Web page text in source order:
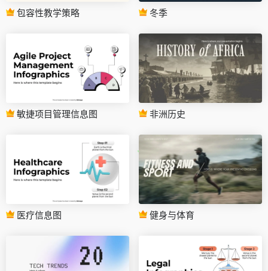
包容性教学策略 冬季
敏捷项目管理信息图 非洲历史
医疗信息图 健身与体育